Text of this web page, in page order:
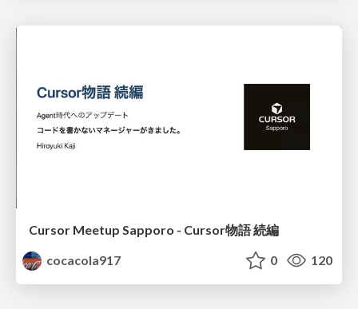
Cursor Meetup Sapporo - Cursor物語 続編
cocacola917
0 120